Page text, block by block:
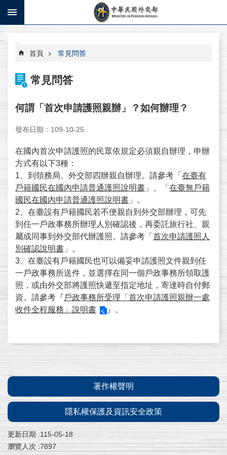
跳到主要內容區塊
寫
給
系
統
操
作
說
明
問
答
度
通
信
外
交
部
:::
:::
首頁 常見問答
常見問答
何謂「首次申請護照親辦」？如何辦理？
發布日期：109-10-25
在國內首次申請護照的民眾依規定必須親自辦理，申辦
方式有以下3種：
1、到領務局、外交部四辦親自辦理。請參考「 在臺有
戶籍國民在國內申請普通護照說明書 」、「 在臺無戶籍
國民在國內申請普通護照說明書 」。
2、在臺設有戶籍國民若不便親自到外交部辦理，可先
到任一戶政事務所辦理人別確認後，再委託旅行社、親
屬或同事到外交部代辦護照。請參考「 首次申請護照人
別確認說明書 」。
3、在臺設有戶籍國民也可以備妥申請護照文件親到任
一戶政事務所送件，並選擇在同一個戶政事務所領取護
照，或由外交部將護照快遞至指定地址，寄達時自付郵
資。請參考『戶政事務所受理「首次申請護照親辦一處
收件全程服務」說明書
』。
:::
著作權聲明
隱私權保護及資訊安全政策
更新日期
115-05-18
瀏覽人次 7897